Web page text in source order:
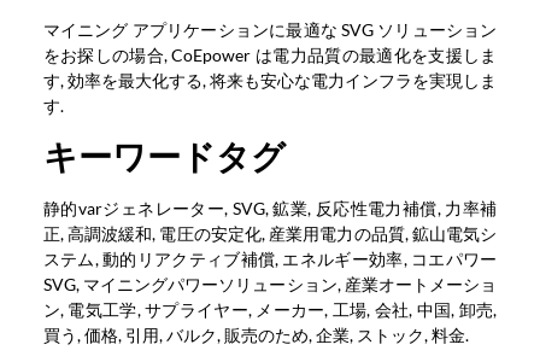
マイニング アプリケーションに最適な SVG ソリューション
をお探しの場合, CoEpower は電力品質の最適化を支援しま
す, 効率を最大化する, 将来も安心な電力インフラを実現しま
す.
キーワードタグ
静的varジェネレーター, SVG, 鉱業, 反応性電力補償, 力率補
正, 高調波緩和, 電圧の安定化, 産業用電力の品質, 鉱山電気シ
ステム, 動的リアクティブ補償, エネルギー効率, コエパワー
SVG, マイニングパワーソリューション, 産業オートメーショ
ン, 電気工学, サプライヤー, メーカー, 工場, 会社, 中国, 卸売,
買う, 価格, 引用, バルク, 販売のため, 企業, ストック, 料金.